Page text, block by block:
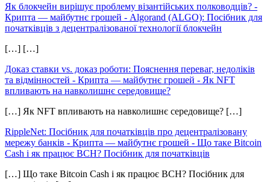
Як блокчейн вирішує проблему візантійських полководців? -
Крипта — майбутнє грошей - Algorand (ALGO): Посібник для
початківців з децентралізованої технології блокчейн
[…] […]
Доказ ставки vs. доказ роботи: Пояснення переваг, недоліків
та відмінностей - Крипта — майбутнє грошей - Як NFT
впливають на навколишнє середовище?
[…] Як NFT впливають на навколишнє середовище? […]
RippleNet: Посібник для початківців про децентралізовану
мережу банків - Крипта — майбутнє грошей - Що таке Bitcoin
Cash і як працює BCH? Посібник для початківців
[…] Що таке Bitcoin Cash і як працює BCH? Посібник для